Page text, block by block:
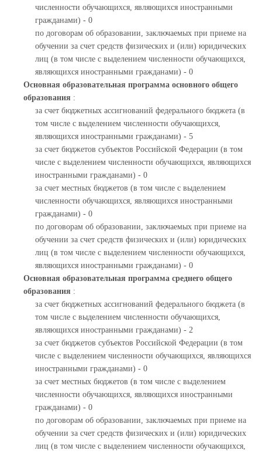
численности обучающихся, являющихся иностранными
гражданами) - 0
по договорам об образовании, заключаемых при приеме на
обучении за счет средств физических и (или) юридических
лиц (в том числе с выделением численности обучающихся,
являющихся иностранными гражданами) - 0
Основная образовательная программа основного общего
образования :
за счет бюджетных ассигнований федерального бюджета (в
том числе с выделением численности обучающихся,
являющихся иностранными гражданами) - 5
за счет бюджетов субъектов Российской Федерации (в том
числе с выделением численности обучающихся, являющихся
иностранными гражданами) - 0
за счет местных бюджетов (в том числе с выделением
численности обучающихся, являющихся иностранными
гражданами) - 0
по договорам об образовании, заключаемых при приеме на
обучении за счет средств физических и (или) юридических
лиц (в том числе с выделением численности обучающихся,
являющихся иностранными гражданами) - 0
Основная образовательная программа среднего общего
образования :
за счет бюджетных ассигнований федерального бюджета (в
том числе с выделением численности обучающихся,
являющихся иностранными гражданами) - 2
за счет бюджетов субъектов Российской Федерации (в том
числе с выделением численности обучающихся, являющихся
иностранными гражданами) - 0
за счет местных бюджетов (в том числе с выделением
численности обучающихся, являющихся иностранными
гражданами) - 0
по договорам об образовании, заключаемых при приеме на
обучении за счет средств физических и (или) юридических
лиц (в том числе с выделением численности обучающихся,